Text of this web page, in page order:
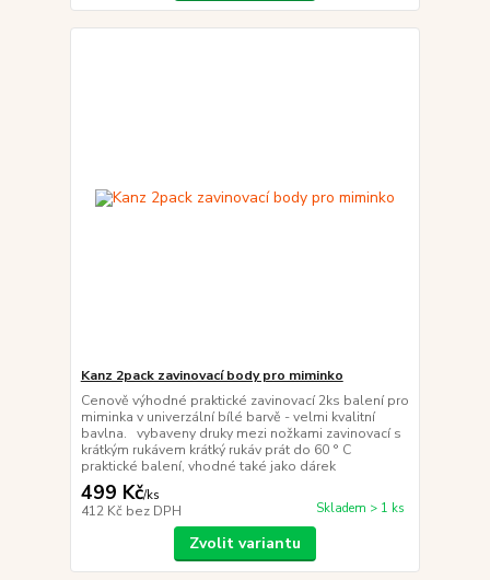
Kanz 2pack zavinovací body pro miminko
Cenově výhodné praktické zavinovací 2ks balení pro
miminka v univerzální bílé barvě - velmi kvalitní
bavlna. vybaveny druky mezi nožkami zavinovací s
krátkým rukávem krátký rukáv prát do 60 ° C
praktické balení, vhodné také jako dárek
499 Kč/ks
412 Kč bez DPH Skladem > 1 ks
Zvolit variantu